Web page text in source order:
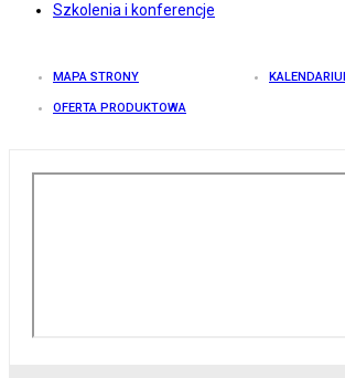
Szkolenia i konferencje
MAPA STRONY
OFERTA PRODUKTOWA